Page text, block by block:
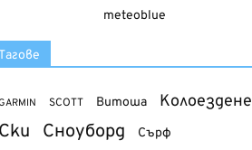
meteoblue
SCOTT Витоша Колоездене
Сноуборд Сърф